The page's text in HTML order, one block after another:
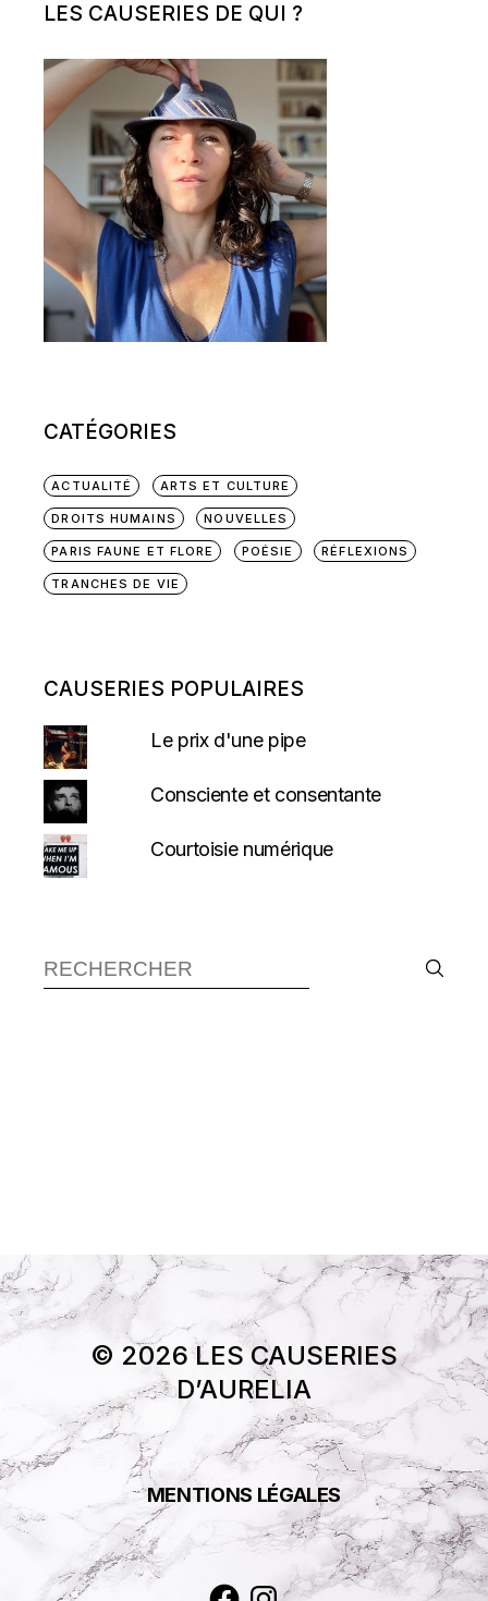
LES CAUSERIES DE QUI ?
CATÉGORIES
ACTUALITÉ ARTS ET CULTURE
DROITS HUMAINS NOUVELLES
PARIS FAUNE ET FLORE POÉSIE RÉFLEXIONS
TRANCHES DE VIE
CAUSERIES POPULAIRES
Le prix d'une pipe
Consciente et consentante
Courtoisie numérique
Recherche :
© 2026 LES CAUSERIES
D’AURELIA
MENTIONS LÉGALES
Facebook
Instagram